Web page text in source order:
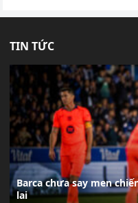
TIN TỨC
Barca chưa say men
lai